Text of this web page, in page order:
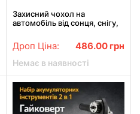
Захисний чохол на
автомобіль від сонця, снігу,
зимовий Розмір L
Дроп Ціна: 486.00 грн
Немає в наявності